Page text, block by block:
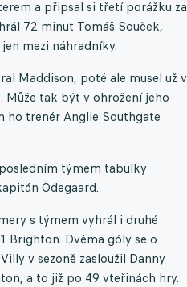
a připsal si třetí porážku za
72 minut Tomáš Souček,
mezi náhradníky.
Maddison, poté ale musel už v
Může tak být v ohrožení jeho
ho trenér Anglie Southgate
týmem tabulky
Ödegaard.
s týmem vyhrál i druhé
Brighton. Dvěma góly se o
v sezoně zasloužil Danny
a to již po 49 vteřinách hry.